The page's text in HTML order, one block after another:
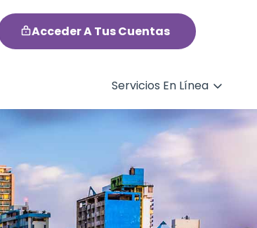
Acceder A Tus Cuentas
Servicios En Línea